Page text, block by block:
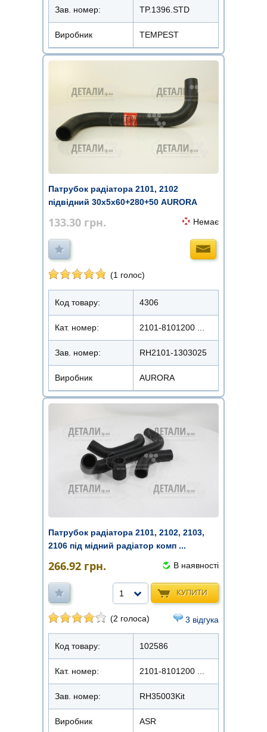
Зав. номер: TP.1396.STD
Виробник TEMPEST
Патрубок радіатора 2101, 2102
підвідний 30х5х60+280+50 AURORA
133.30 грн. Немає
(1 голос)
Код товару: 4306
Кат. номер: 2101-8101200 ...
Зав. номер: RH2101-1303025
Виробник AURORA
Патрубок радіатора 2101, 2102, 2103,
2106 під мідний радіатор комп ...
266.92 грн. В наявності
КУПИТИ
1
(2 голоса) 3 відгука
Код товару: 102586
Кат. номер: 2101-8101200 ...
Зав. номер: RH35003Kit
Виробник ASR